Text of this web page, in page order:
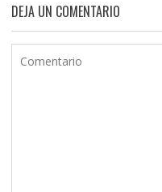
DEJA UN COMENTARIO